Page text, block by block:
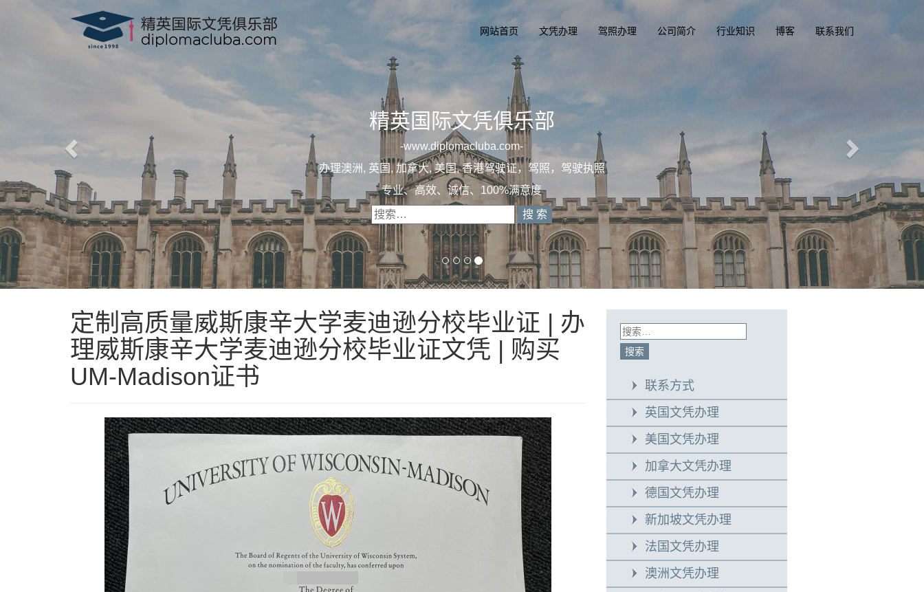
网站首页 文凭办理 驾照办理 公司简介 行业知识 博客 联系我们
精英国际文凭俱乐部
一
diplomacluba.com一
办理澳洲, 英国, 加拿大, 美国, 香港驾驶证，驾照，驾驶执照
专业定制澳洲、英国、加拿大、美国驾照
定制高质量威斯康辛大学麦迪逊分校毕业证 | 办
理威斯康辛大学麦迪逊分校毕业证文凭 | 购买
UM-Madison证书
联系方式
英国文凭办理
美国文凭办理
加拿大文凭办理
德国文凭办理
新加坡文凭办理
法国文凭办理
澳洲文凭办理